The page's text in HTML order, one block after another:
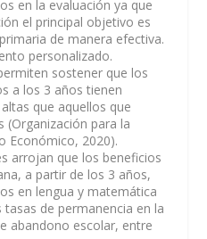
en la evaluación ya que
el principal objetivo es
de manera efectiva.
personalizado.
sostener que los
a los 3 años tienen
que aquellos que
(Organización para la
Económico, 2020).
arrojan que los beneficios
a partir de los 3 años,
en lengua y matemática
de permanencia en la
abandono escolar, entre